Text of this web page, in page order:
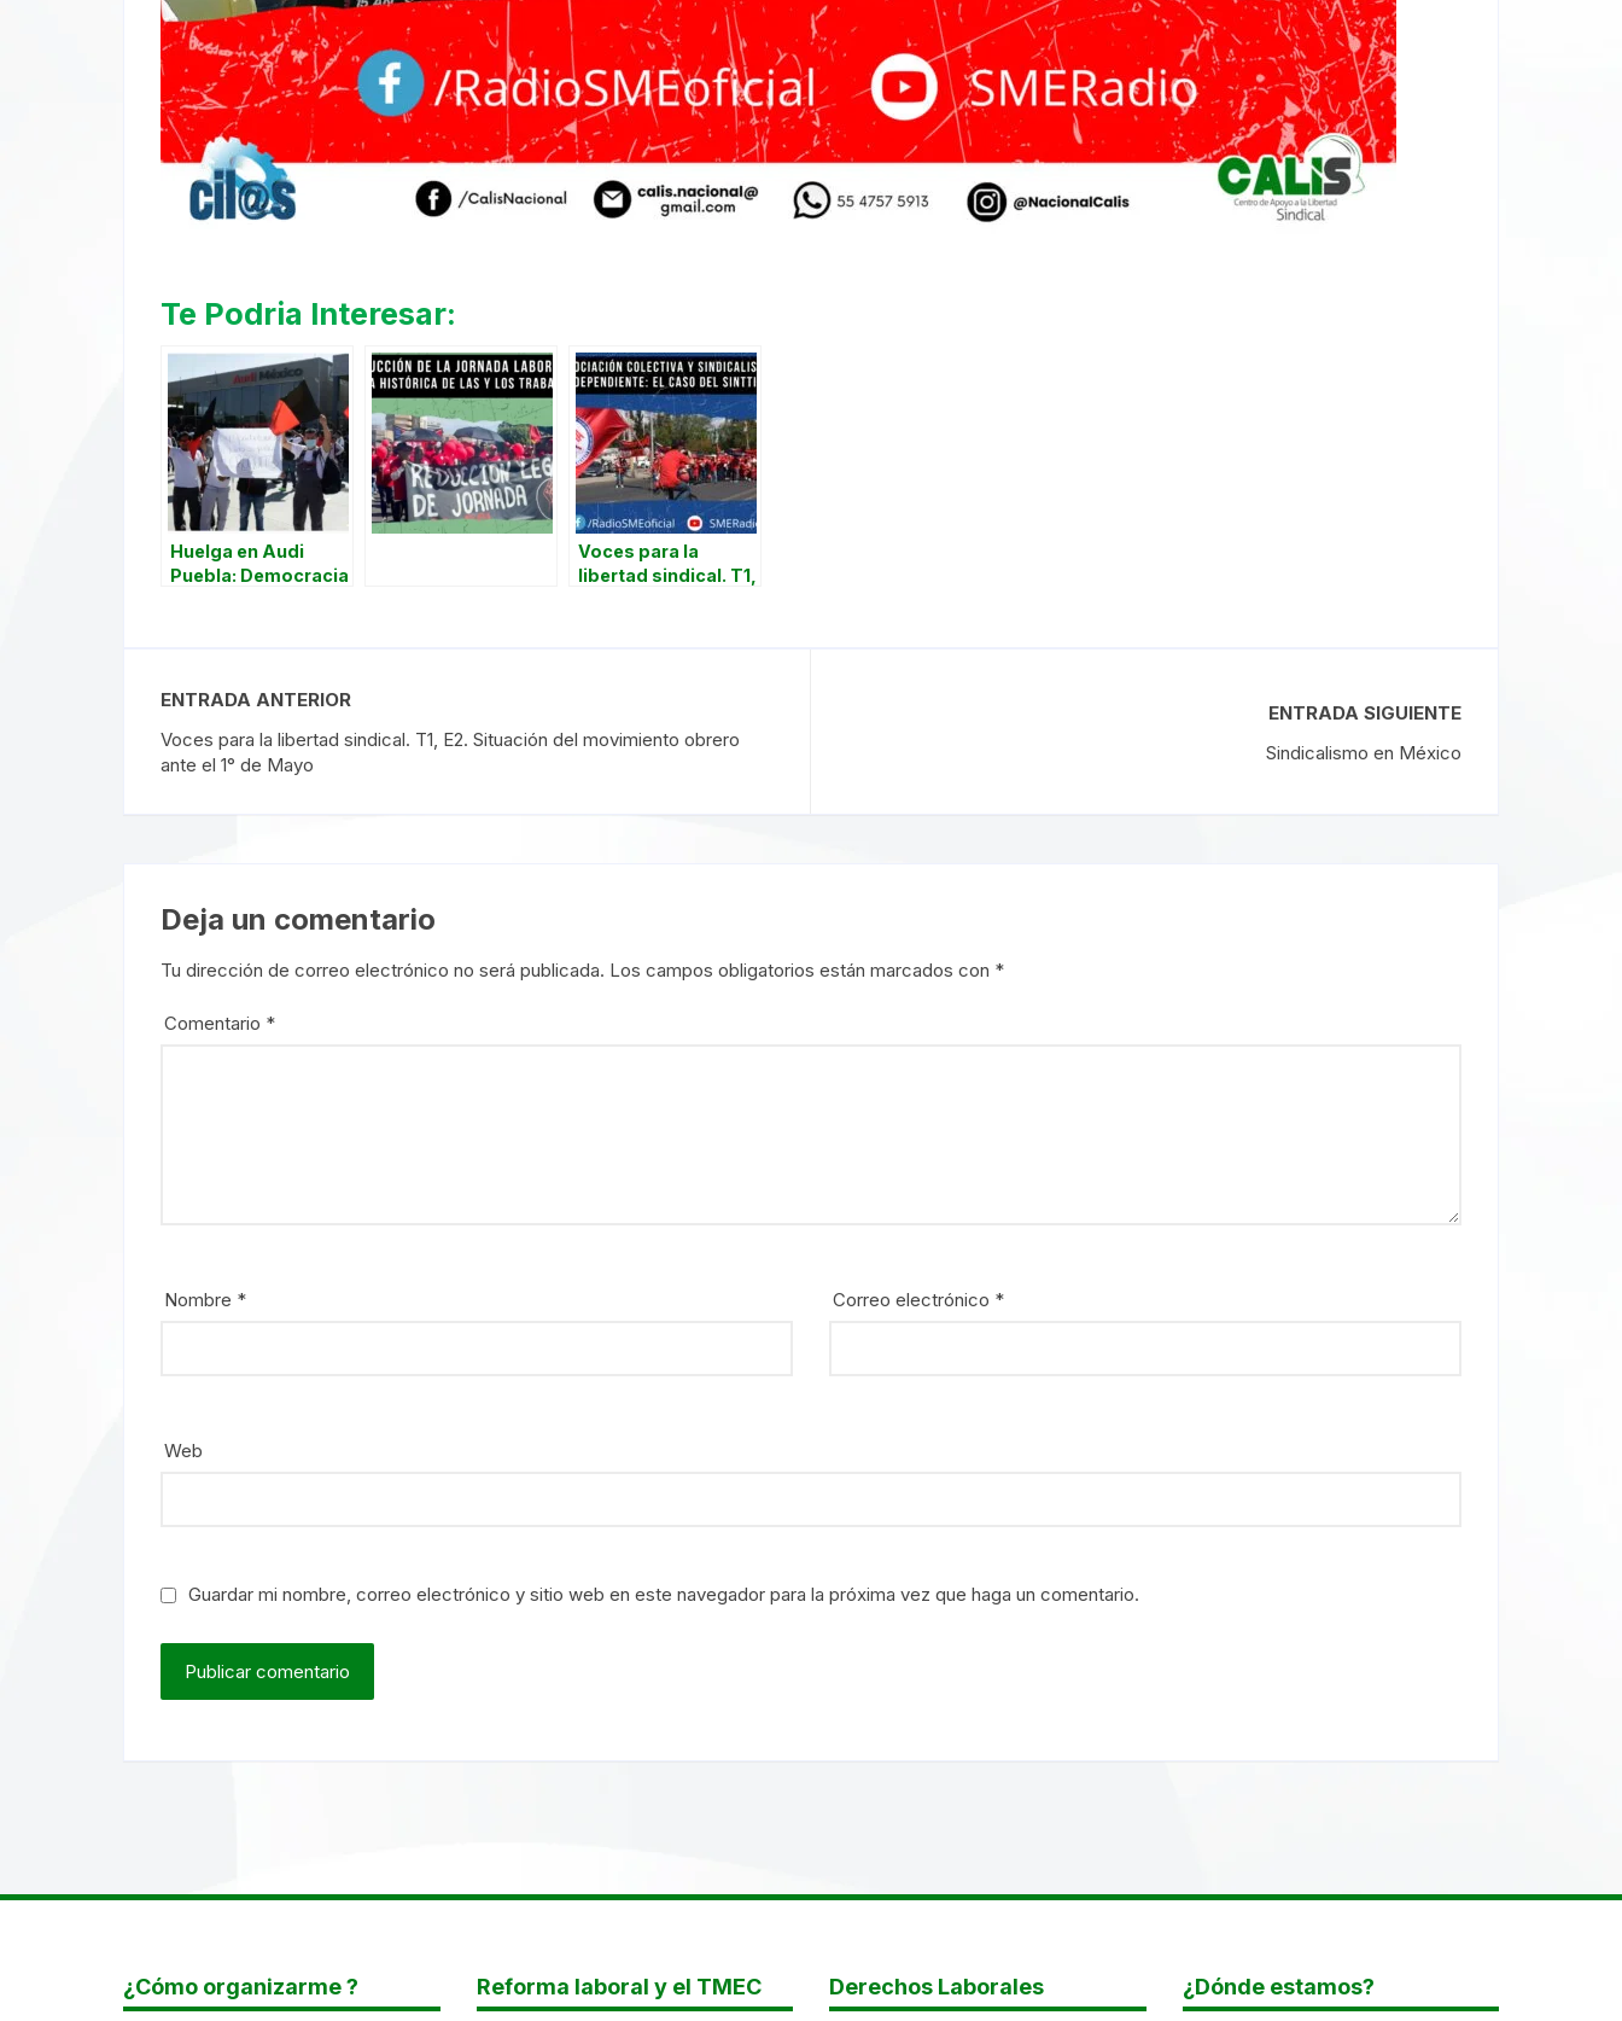
Te Podria Interesar:
Huelga en Audi
Puebla: Democracia
Voces para la
libertad sindical. T1,
ENTRADA ANTERIOR
Voces para la libertad sindical. T1, E2. Situación del movimiento obrero
ante el 1° de Mayo
ENTRADA SIGUIENTE
Sindicalismo en México
Deja un comentario
Tu dirección de correo electrónico no será publicada. Los campos obligatorios están marcados con *
Comentario *
Nombre * Correo electrónico *
Web
Guardar mi nombre, correo electrónico y sitio web en este navegador para la próxima vez que haga un comentario.
¿Cómo organizarme ? Reforma laboral y el TMEC Derechos Laborales ¿Dónde estamos?